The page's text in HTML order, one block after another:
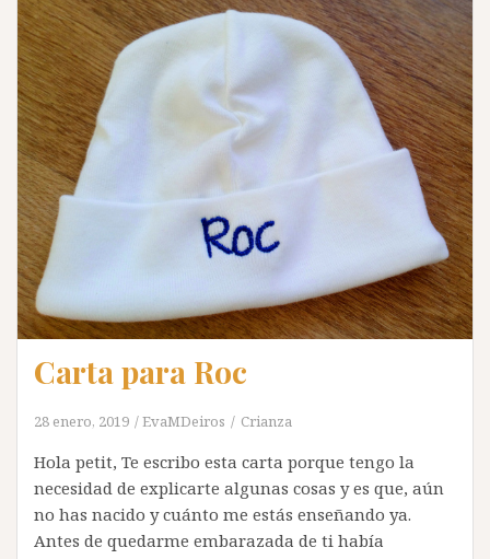
Carta para Roc
28 enero, 2019 EvaMDeiros Crianza
Hola petit, Te escribo esta carta porque tengo la
necesidad de explicarte algunas cosas y es que, aún
no has nacido y cuánto me estás enseñando ya.
Antes de quedarme embarazada de ti había